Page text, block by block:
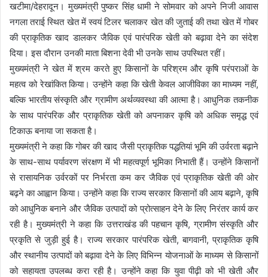
खटीमा/देहरादून। मुख्यमंत्री पुष्कर सिंह धामी ने सोमवार को अपने निजी आवास
नगला तराई स्थित खेत में स्वयं टिलर चलाकर खेत की जुताई की तथा खेत में गोबर
की प्राकृतिक खाद डालकर जैविक एवं पारंपरिक खेती को बढ़ावा देने का संदेश
दिया। इस दौरान उनकी माता बिशना देवी भी उनके साथ उपस्थित रहीं।
मुख्यमंत्री ने खेत में श्रम करते हुए किसानों के परिश्रम और कृषि परंपराओं के
महत्व को रेखांकित किया। उन्होंने कहा कि खेती केवल आजीविका का माध्यम नहीं,
बल्कि भारतीय संस्कृति और ग्रामीण अर्थव्यवस्था की आत्मा है। आधुनिक तकनीक
के साथ पारंपरिक और प्राकृतिक खेती को अपनाकर कृषि को अधिक समृद्ध एवं
टिकाऊ बनाया जा सकता है।
मुख्यमंत्री ने कहा कि गोबर की खाद जैसी प्राकृतिक पद्धतियां भूमि की उर्वरता बढ़ाने
के साथ-साथ पर्यावरण संरक्षण में भी महत्वपूर्ण भूमिका निभाती हैं। उन्होंने किसानों
से रासायनिक उर्वरकों पर निर्भरता कम कर जैविक एवं प्राकृतिक खेती की ओर
बढ़ने का आह्वान किया। उन्होंने कहा कि राज्य सरकार किसानों की आय बढ़ाने, कृषि
को आधुनिक बनाने और जैविक उत्पादों को प्रोत्साहन देने के लिए निरंतर कार्य कर
रही है। मुख्यमंत्री ने कहा कि उत्तराखंड की पहचान कृषि, ग्रामीण संस्कृति और
प्रकृति से जुड़ी हुई है। राज्य सरकार पारंपरिक खेती, बागवानी, प्राकृतिक कृषि
और स्थानीय उत्पादों को बढ़ावा देने के लिए विभिन्न योजनाओं के माध्यम से किसानों
को सहायता उपलब्ध करा रही है। उन्होंने कहा कि युवा पीढ़ी को भी खेती और